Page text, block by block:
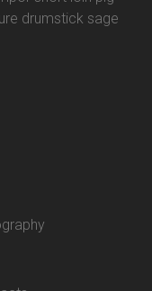
drumstick sage